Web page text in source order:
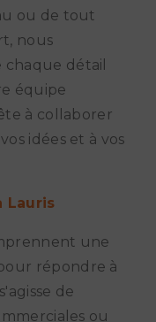
ou de tout
nous
détail
équipe
à collaborer
idées et à vos
Lauris
une
répondre à
de
ou